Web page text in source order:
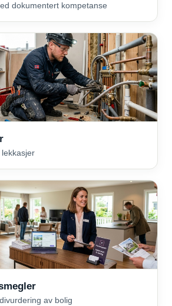
dokumentert kompetanse
av bolig